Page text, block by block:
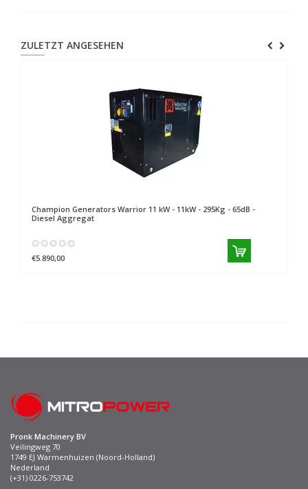
ZULETZT ANGESEHEN
Champion Generators Warrior 11 kW - 11kW - 295Kg - 65dB -
Diesel Aggregat
€5.890,00
Pronk Machinery BV
Veilingweg 70
1749 EJ Warmenhuizen (Noord-Holland)
Nederland
(+31) 0226-753742